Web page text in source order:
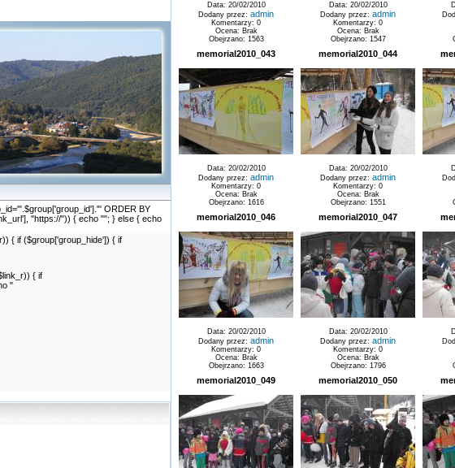
ORDER BY
"https://")) { echo ""; } else { echo
{ if ($group['group_hide']) { if
{ if
"
Data: 20/02/2010
Dodany przez: admin
Komentarzy: 0
Ocena: Brak
Obejrzano: 1563
Data: 20/02/2010
Dodany przez: admin
Komentarzy: 0
Ocena: Brak
Obejrzano: 1547
memorial2010_043
Data: 20/02/2010
Dodany przez: admin
Komentarzy: 0
Ocena: Brak
Obejrzano: 1616
memorial2010_044
Data: 20/02/2010
Dodany przez: admin
Komentarzy: 0
Ocena: Brak
Obejrzano: 1551
memorial2010_046
Data: 20/02/2010
Dodany przez: admin
Komentarzy: 0
Ocena: Brak
Obejrzano: 1663
memorial2010_047
Data: 20/02/2010
Dodany przez: admin
Komentarzy: 0
Ocena: Brak
Obejrzano: 1796
memorial2010_049 memorial2010_050